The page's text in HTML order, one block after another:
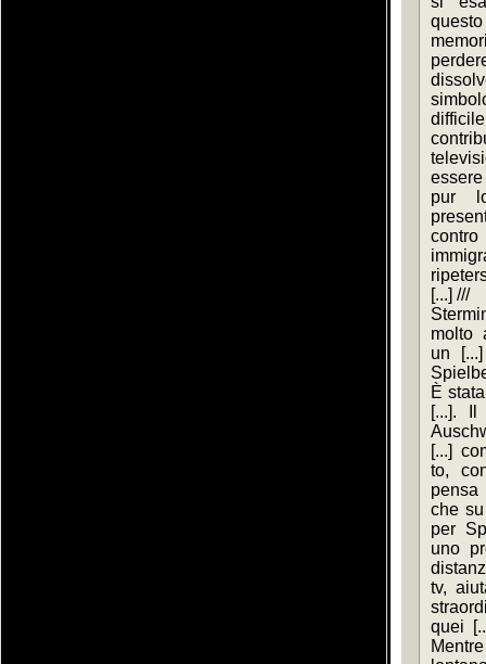
pur
[...] ///
molto
un
È
[...]. Il
[...]
to,
pensa
che
per
uno
tv,
quei